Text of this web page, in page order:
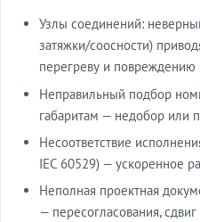
Узлы соединений:
затяжки/соосности)
перегреву и повреждению
Неправильный подбор
габаритам — недобор или
Несоответствие
IEC 60529) — ускоренное
Неполная проектная
— пересогласования, сдвиг